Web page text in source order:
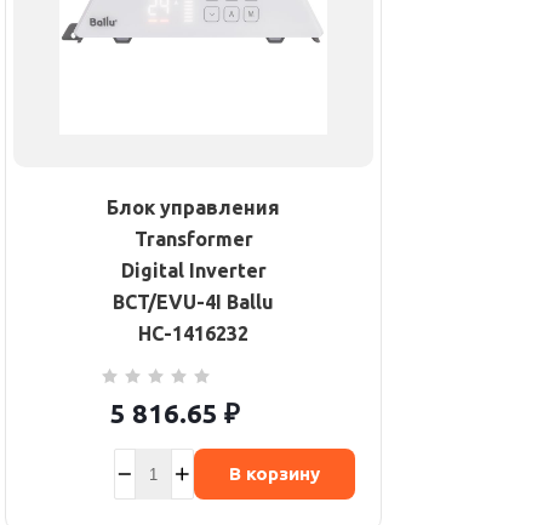
Блок управления
Transformer
Digital Inverter
BCT/EVU-4I Ballu
НС-1416232
5 816.65 ₽
В корзину